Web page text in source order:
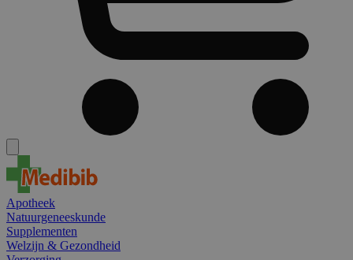
Apotheek
Natuurgeneeskunde
Supplementen
Welzijn & Gezondheid